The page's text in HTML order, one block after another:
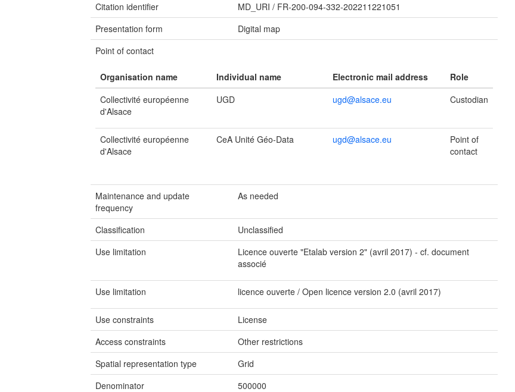
Citation identifier
MD_URI / FR-200-094-332-202211221051
Presentation form
Digital map
Point of contact
Organisation name Individual name Electronic mail address
Role
Collectivité européenne
d'Alsace
UGD ugd@alsace.eu Custodian
Collectivité européenne
d'Alsace
CeA Unité Géo-Data ugd@alsace.eu
Point of
contact
Maintenance and update
frequency
As needed
Classification
Unclassified
Use limitation
Licence ouverte "Etalab version 2" (avril 2017) - cf. document
associé
Use limitation licence ouverte / Open licence version 2.0 (avril 2017)
Use constraints
License
Access constraints
Other restrictions
Spatial representation type
Grid
Denominator
500000